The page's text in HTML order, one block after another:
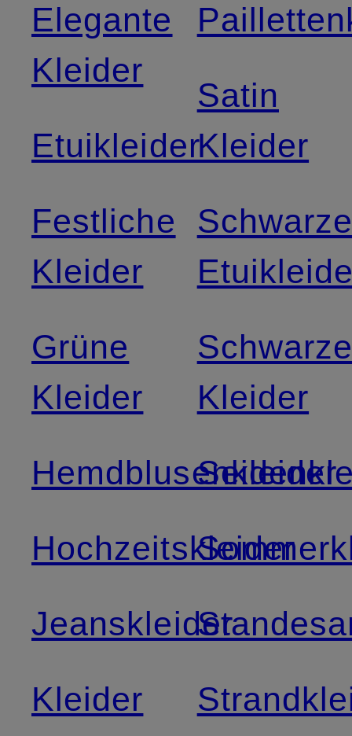
Elegante
Kleider
Etuikleider
Festliche
Kleider
Grüne
Kleider
Hemdblusenkleider
Hochzeitskleider
Jeanskleider
Kleider
Satin
Kleider
Kleider